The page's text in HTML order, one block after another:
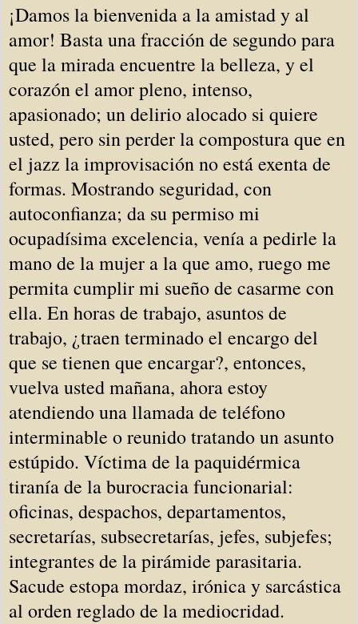
¡Damos la bienvenida a la amistad y al
amor! Basta una fracción de segundo para
que la mirada encuentre la belleza, y el
corazón el amor pleno, intenso,
apasionado; un delirio alocado si quiere
usted, pero sin perder la compostura que en
el jazz la improvisación no está exenta de
formas. Mostrando seguridad, con
autoconfianza; da su permiso mi
ocupadísima excelencia, venía a pedirle la
mano de la mujer a la que amo, ruego me
permita cumplir mi sueño de casarme con
ella. En horas de trabajo, asuntos de
trabajo, ¿traen terminado el encargo del
que se tienen que encargar?, entonces,
vuelva usted mañana, ahora estoy
atendiendo una llamada de teléfono
interminable o reunido tratando un asunto
estúpido. Víctima de la paquidérmica
tiranía de la burocracia funcionarial:
oficinas, despachos, departamentos,
secretarías, subsecretarías, jefes, subjefes;
integrantes de la pirámide parasitaria.
Sacude estopa mordaz, irónica y sarcástica
al orden reglado de la mediocridad.